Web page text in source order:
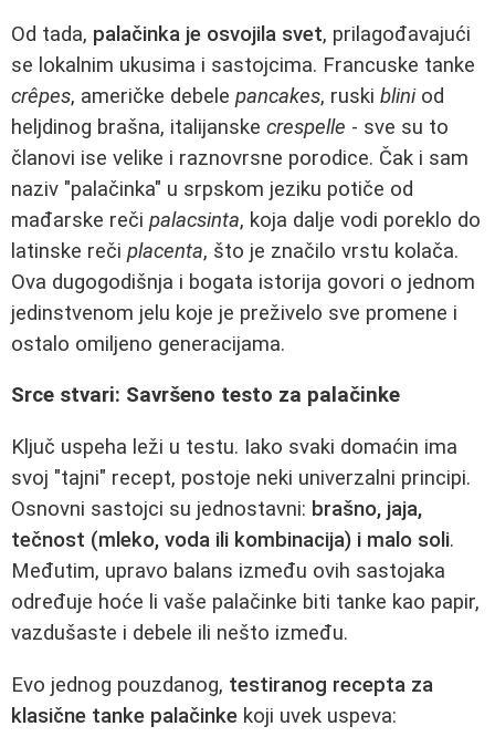
Od tada, palačinka je osvojila svet, prilagođavajući
se lokalnim ukusima i sastojcima. Francuske tanke
crêpes, američke debele pancakes, ruski bliniod
heljdinog brašna, italijanske crespelle - sve su to
članovi ise velike i raznovrsne porodice. Čak i sam
naziv "palačinka" u srpskom jeziku potiče od
mađarske reči palacsinta, koja dalje vodi poreklo do
latinske reči placenta, što je značilo vrstu kolača.
Ova dugogodišnja i bogata istorija govori o jednom
jedinstvenom jelu koje je preživelo sve promene i
ostalo omiljeno generacijama.
Srce stvari: Savršeno testo za palačinke
Ključ uspeha leži u testu. Iako svaki domaćin ima
svoj "tajni" recept, postoje neki univerzalni principi.
Osnovni sastojci su jednostavni: brašno, jaja,
tečnost (mleko, voda ili kombinacija) i malo soli.
Međutim, upravo balans između ovih sastojaka
određuje hoće li vaše palačinke biti tanke kao papir,
vazdušaste i debele ili nešto između.
Evo jednog pouzdanog, testiranog recepta za
klasične tanke palačinke koji uvek uspeva: